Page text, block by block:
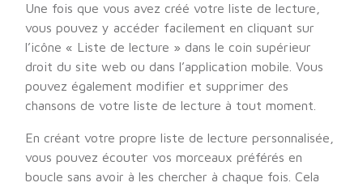
Une fois que vous avez créé votre liste de lecture,
vous pouvez y accéder facilement en cliquant sur
l’icône « Liste de lecture » dans le coin supérieur
droit du site web ou dans l’application mobile. Vous
pouvez également modifier et supprimer des
chansons de votre liste de lecture à tout moment.
En créant votre propre liste de lecture personnalisée,
vous pouvez écouter vos morceaux préférés en
boucle sans avoir à les chercher à chaque fois. Cela